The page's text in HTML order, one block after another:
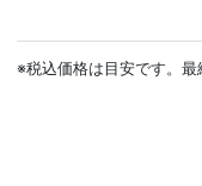
※税込価格は目安です。最